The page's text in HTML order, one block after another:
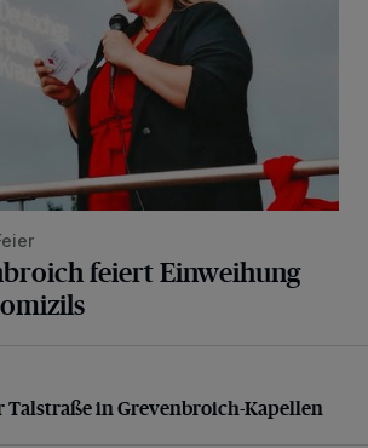
feiert Einweihung
in Grevenbroich-Kapellen
in Grevenbroich-Kapellen